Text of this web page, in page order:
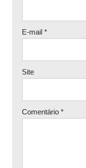
E-mail *
Site
Comentário *